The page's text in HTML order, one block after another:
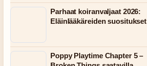
Parhaat koiranvaljaat 2026:
Eläinlääkäreiden suositukset
Poppy Playtime Chapter 5 –